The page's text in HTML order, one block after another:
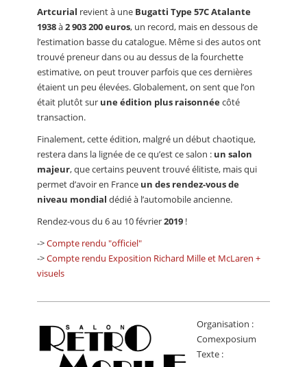
Artcurial revient à une Bugatti Type 57C Atalante
1938à2 903 200 euros, un record, mais en dessous de
l’estimation basse du catalogue. Même si des autos ont
trouvé preneur dans ou au dessus de la fourchette
estimative, on peut trouver parfois que ces dernières
étaient un peu élevées. Globalement, on sent que l’on
était plutôt sur une édition plus raisonnéecôté
transaction.
Finalement, cette édition, malgré un début chaotique,
restera dans la lignée de ce qu’est ce salon : un salon
majeur, que certains peuvent trouvé élitiste, mais qui
permet d’avoir en France un des rendez-vous de
niveau mondial dédié à l’automobile ancienne.
Rendez-vous du 6 au 10 février2019 !
->Compte rendu "officiel"
->Compte rendu Exposition Richard Mille et McLaren +
visuels
Organisation :
Comexposium
Texte :